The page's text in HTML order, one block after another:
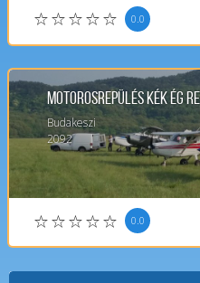
0.0
Motorosrepülés Kék Ég
Budakeszi
2092
0.0